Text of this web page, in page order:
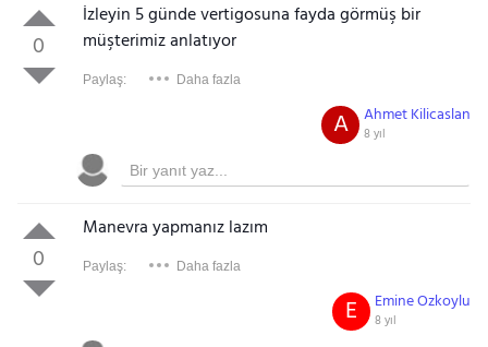
0
İzleyin 5 günde vertigosuna fayda görmüş bir
müşterimiz anlatıyor
Paylaş: Daha fazla
Ahmet Kilicaslan
8 yıl
A
0
Manevra yapmanız lazım
Paylaş: Daha fazla
Emine Ozkoylu
8 yıl
E